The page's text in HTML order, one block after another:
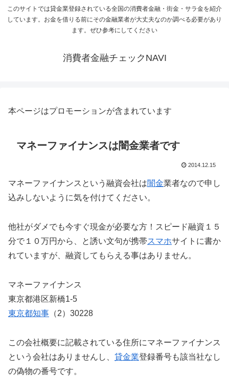
このサイトでは貸金業登録されている全国の消費者金融・街金・サラ金を紹介
しています。お金を借りる前にその金融業者が大丈夫なのか調べる必要があり
ます。ぜひ参考にしてください
消費者金融チェックNAVI
本ページはプロモーションが含まれています
マネーファイナンスは闇金業者です
2014.12.15
マネーファイナンスという融資会社は闇金業者なので申し
込みしないように気を付けてください。
他社がダメでも今すぐ現金が必要な方！スピード融資１５
分で１０万円から、と誘い文句が携帯スマホサイトに書か
れていますが、融資してもらえる事はありません。
マネーファイナンス
東京都港区新橋1-5
東京都知事 （2）30228
この会社概要に記載されている住所にマネーファイナンス
という会社はありませんし、 貸金業登録番号も該当社なし
の偽物の番号です。